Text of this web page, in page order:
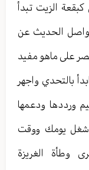
الزيت تبدأ
نواصل الحديث عن
على ماهو مفيد
بالتحدي واجهر
ورددها ودعمها
يومك ووقت
وطأة الغريزة